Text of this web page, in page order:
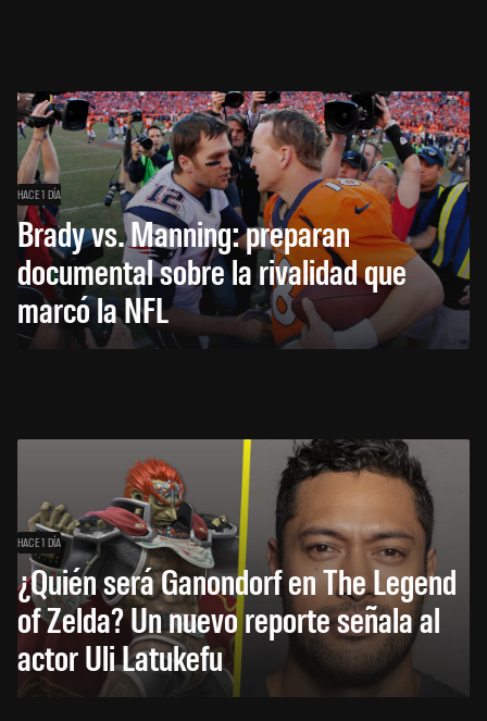
HACE 1 DÍA
Brady vs. Manning: preparan
documental sobre la rivalidad que
marcó la NFL
HACE 1 DÍA
¿Quién será Ganondorf en The Legend
of Zelda? Un nuevo reporte señala al
actor Uli Latukefu